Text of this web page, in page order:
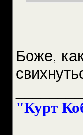
Боже,
"Курт